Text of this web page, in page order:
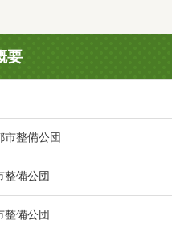
要
市整備公団
整備公団
整備公団